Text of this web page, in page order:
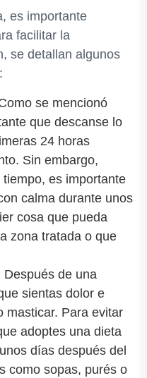
es importante
facilitar la
se detallan algunos
se mencionó
que descanse lo
24 horas
Sin embargo,
es importante
calma durante unos
cosa que pueda
zona tratada o que
de una
sientas dolor e
masticar. Para evitar
adoptes una dieta
días después del
como sopas, purés o